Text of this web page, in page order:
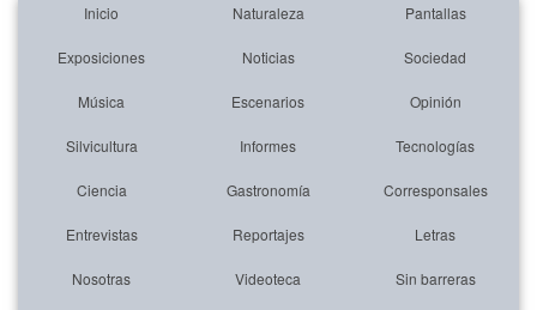
Inicio Naturaleza Pantallas
Exposiciones Noticias Sociedad
Música Escenarios Opinión
Silvicultura Informes Tecnologías
Ciencia Gastronomía Corresponsales
Entrevistas Reportajes Letras
Nosotras Videoteca Sin barreras